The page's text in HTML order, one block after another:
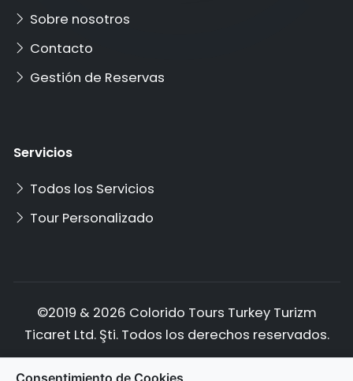
Sobre nosotros
Contacto
Gestión de Reservas
Servicios
Todos los Servicios
Tour Personalizado
©2019 & 2026 Colorido Tours Turkey Turizm
Ticaret Ltd. Şti. Todos los derechos reservados.
Política de Privacidad
Consentimiento de Cookies